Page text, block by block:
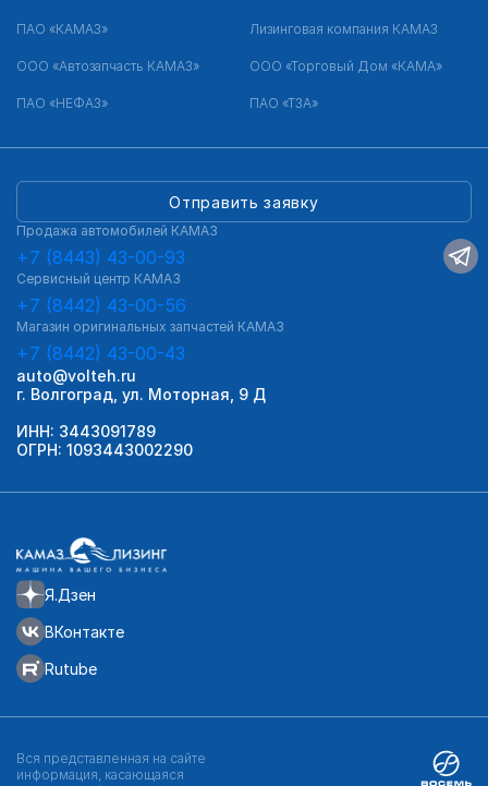
Я.Дзен
ВКонтакте
Rutube
Отправить заявку
Продажа автомобилей КАМАЗ
+7 (8443) 43-00-93
Сервисный центр КАМАЗ
+7 (8442) 43-00-56
Магазин оригинальных запчастей КАМАЗ
+7 (8442) 43-00-43
auto@volteh.ru
г. Волгоград, ул. Моторная, 9 Д
ИНН: 3443091789
ОГРН: 1093443002290
ПАО «КАМАЗ» Лизинговая компания КАМАЗ
ООО «Автозапчасть КАМАЗ» ООО «Торговый Дом «КАМА»
ПАО «НЕФАЗ» ПАО «ТЗА»
Вся представленная на сайте
информация, касающаяся